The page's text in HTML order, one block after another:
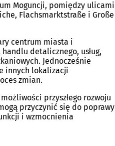
Moguncji, pomiędzy ulicami
Flachsmarktstraße i Große
centrum miasta i
detalicznego, usług,
Jednocześnie
innych lokalizacji
zmian.
przyszłego rozwoju
przyczynić się do poprawy
i wzmocnienia